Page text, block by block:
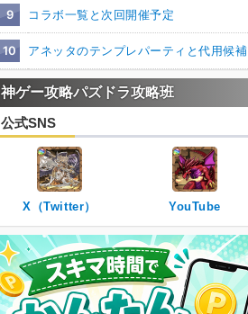
9 コラボ一覧と次回開催予定
10 アネッタのテンプレパーティと代用候補
神ゲー攻略パズドラ攻略班
公式SNS
X（Twitter） YouTube